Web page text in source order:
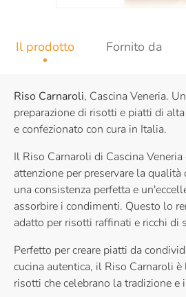
Il prodotto Fornito da
Riso Carnaroli, Cascina Veneria.
preparazione di risotti e piatti di
e confezionato con cura in Italia.
Il Riso Carnaroli di Cascina
attenzione per preservare la qualità
una consistenza perfetta e
assorbire i condimenti. Questo lo
adatto per risotti raffinati e ricchi di
Perfetto per creare piatti da
cucina autentica, il Riso Carnaroli
risotti che celebrano la tradizione e